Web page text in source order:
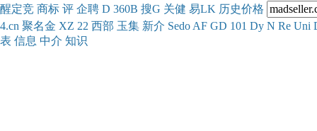
醒定竞 商标 评 企聘 D 360B 搜G 关健 易LK 历史价格
4.cn 聚名金 XZ 22 西部 玉集 新介 Sedo AF GD 101 Dy N Re Uni
表 信息 中介 知识